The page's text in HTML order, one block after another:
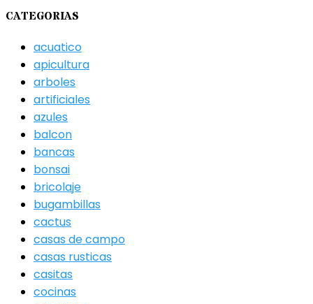
CATEGORIAS
acuatico
apicultura
arboles
artificiales
azules
balcon
bancas
bonsai
bricolaje
bugambillas
cactus
casas de campo
casas rusticas
casitas
cocinas